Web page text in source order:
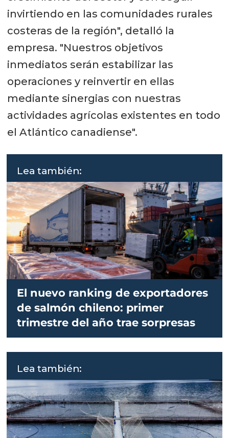
invirtiendo en las comunidades rurales
costeras de la región", detalló la
empresa. "Nuestros objetivos
inmediatos serán estabilizar las
operaciones y reinvertir en ellas
mediante sinergias con nuestras
actividades agrícolas existentes en todo
el Atlántico canadiense".
Lea también:
El nuevo ranking de exportadores
de salmón chileno: primer
trimestre del año trae sorpresas
Lea también: